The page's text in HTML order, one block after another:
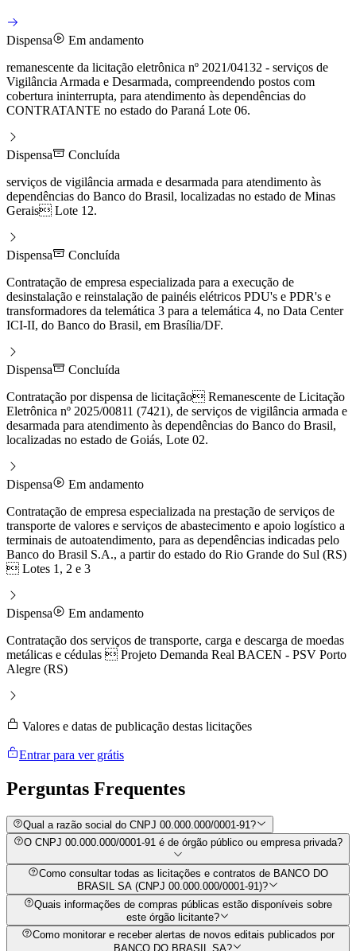
Dispensa
Em andamento
remanescente da licitação eletrônica nº 2021/04132 - serviços de
Vigilância Armada e Desarmada, compreendendo postos com
cobertura ininterrupta, para atendimento às dependências do
CONTRATANTE no estado do Paraná Lote 06.
Dispensa
Concluída
serviços de vigilância armada e desarmada para atendimento às
dependências do Banco do Brasil, localizadas no estado de Minas
Gerais Lote 12.
Dispensa
Concluída
Contratação de empresa especializada para a execução de
desinstalação e reinstalação de painéis elétricos PDU's e PDR's e
transformadores da telemática 3 para a telemática 4, no Data Center
ICI-II, do Banco do Brasil, em Brasília/DF.
Dispensa
Concluída
Contratação por dispensa de licitação Remanescente de Licitação
Eletrônica nº 2025/00811 (7421), de serviços de vigilância armada e
desarmada para atendimento às dependências do Banco do Brasil,
localizadas no estado de Goiás, Lote 02.
Dispensa
Em andamento
Contratação de empresa especializada na prestação de serviços de
transporte de valores e serviços de abastecimento e apoio logístico a
terminais de autoatendimento, para as dependências indicadas pelo
Banco do Brasil S.A., a partir do estado do Rio Grande do Sul (RS)
 Lotes 1, 2 e 3
Dispensa
Em andamento
Contratação dos serviços de transporte, carga e descarga de moedas
metálicas e cédulas  Projeto Demanda Real BACEN - PSV Porto
Alegre (RS)
Valores e datas de publicação destas licitações
Entrar para ver grátis
Perguntas Frequentes
Qual a razão social do CNPJ 00.000.000/0001-91?
O CNPJ 00.000.000/0001-91 é de órgão público ou empresa privada?
Como consultar todas as licitações e contratos de BANCO DO
BRASIL SA (CNPJ 00.000.000/0001-91)?
Quais informações de compras públicas estão disponíveis sobre
este órgão licitante?
Como monitorar e receber alertas de novos editais publicados por
BANCO DO BRASIL SA?